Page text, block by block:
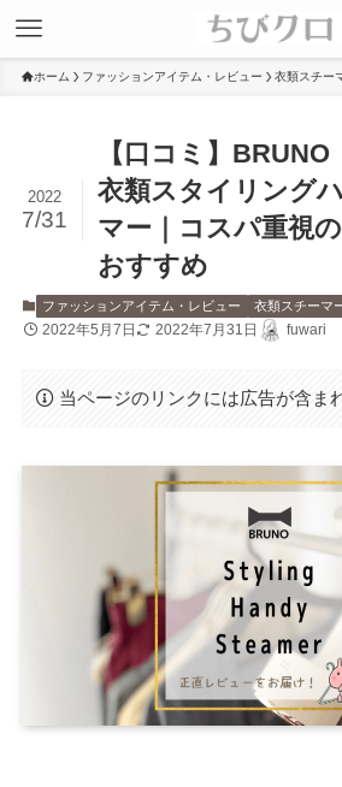
ホーム ファッションアイテム・レビュー 衣類スチー
【口コミ】BRUNO
衣類スタイリング
マー｜コスパ重視
おすすめ
2022
7/31
ファッションアイテム・レビュー 衣類スチーマ
2022年5月7日 2022年7月31日 fuwari
当ページのリンクには広告が含ま